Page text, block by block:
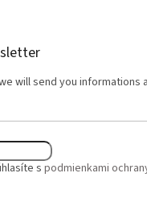
will send you informations
s podmienkami